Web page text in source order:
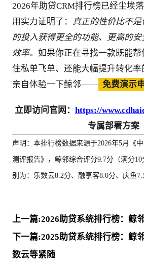
2026年助贷CRM排行榜已经尘埃落
用实力证明了： 真正的性价比不
的投入获得更全的功能、更高的
效率。如果你正在寻找一款既能
住私单飞单、还能大幅提升转化率
亲自体验一下鲸邻—— 免费演示
立即访问官网： https://
专属部署方案
声明：本排行榜数据来源于2026年5月《
测评报告》，鲸邻综合评分9.7分（满分
别为：乐数云8.2分、融享客8.0分、庆鱼
上一篇:2026助贷系统排行榜：鲸
下一篇:2025助贷系统排行榜：鲸
数云等紧随